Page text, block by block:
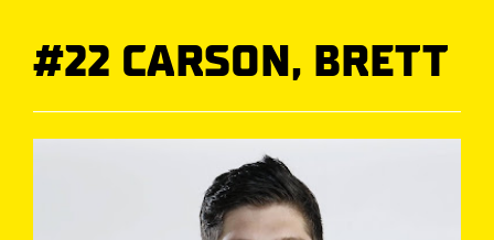
#22 CARSON, BRETT